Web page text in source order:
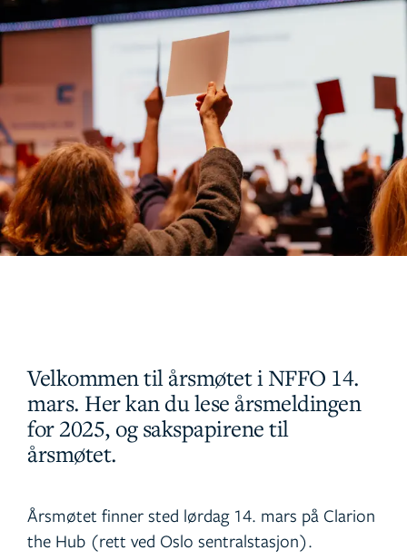
Velkommen til årsmøtet i NFFO 14.
mars. Her kan du lese årsmeldingen
for 2025, og sakspapirene til
årsmøtet.
Årsmøtet finner sted lørdag 14. mars på Clarion
the Hub (rett ved Oslo sentralstasjon).